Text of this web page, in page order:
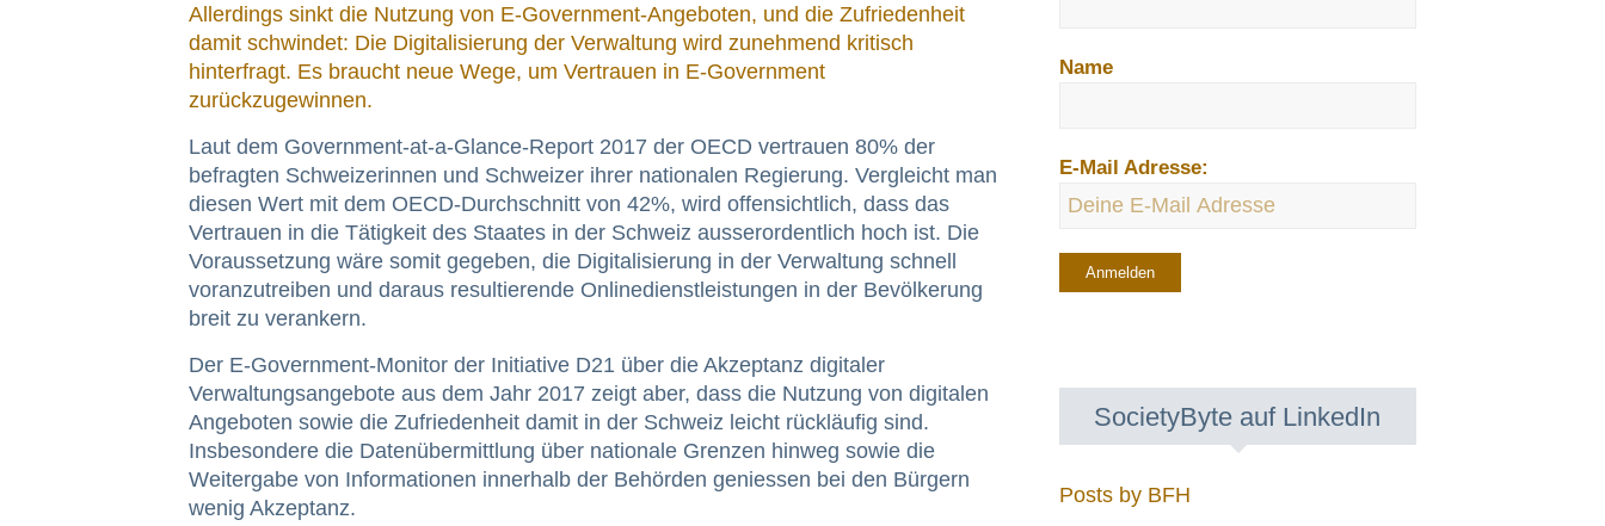
Allerdings sinkt die Nutzung von E-Government-Angeboten, und die Zufriedenheit
damit schwindet: Die Digitalisierung der Verwaltung wird zunehmend kritisch
hinterfragt. Es braucht neue Wege, um Vertrauen in E-Government
zurückzugewinnen.
Laut dem Government-at-a-Glance-Report 2017 der OECD vertrauen 80% der
befragten Schweizerinnen und Schweizer ihrer nationalen Regierung. Vergleicht man
diesen Wert mit dem OECD-Durchschnitt von 42%, wird offensichtlich, dass das
Vertrauen in die Tätigkeit des Staates in der Schweiz ausserordentlich hoch ist. Die
Voraussetzung wäre somit gegeben, die Digitalisierung in der Verwaltung schnell
voranzutreiben und daraus resultierende Onlinedienstleistungen in der Bevölkerung
breit zu verankern.
Der E-Government-Monitor der Initiative D21 über die Akzeptanz digitaler
Verwaltungsangebote aus dem Jahr 2017 zeigt aber, dass die Nutzung von digitalen
Angeboten sowie die Zufriedenheit damit in der Schweiz leicht rückläufig sind.
Insbesondere die Datenübermittlung über nationale Grenzen hinweg sowie die
Weitergabe von Informationen innerhalb der Behörden geniessen bei den Bürgern
wenig Akzeptanz.
Name
E-Mail Adresse:
SocietyByte auf LinkedIn
Posts by BFH